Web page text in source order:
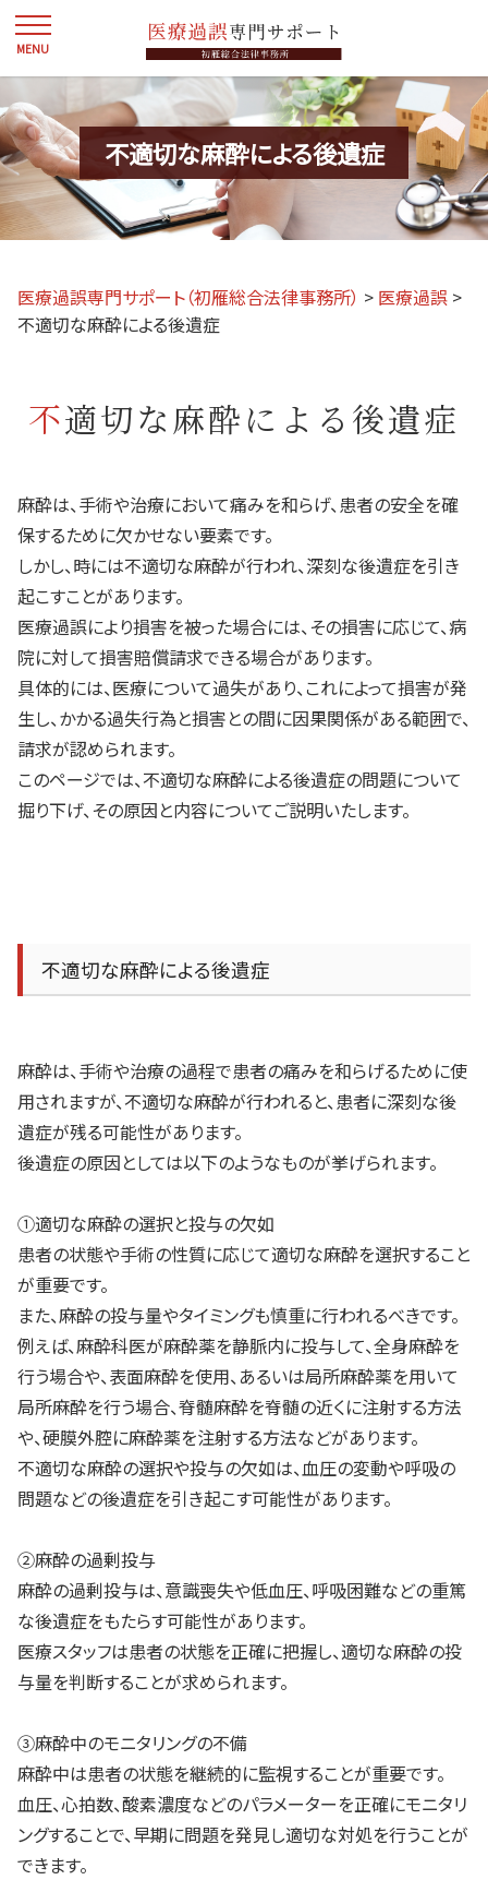
不適切な麻酔による後遺症
医療過誤専門サポート（初雁総合法律事務所） > 医療過誤 >
不適切な麻酔による後遺症
不適切な麻酔による後遺症
麻酔は、手術や治療において痛みを和らげ、患者の安全を確
保するために欠かせない要素です。
しかし、時には不適切な麻酔が行われ、深刻な後遺症を引き
起こすことがあります。
医療過誤により損害を被った場合には、その損害に応じて、病
院に対して損害賠償請求できる場合があります。
具体的には、医療について過失があり、これによって損害が発
生し、かかる過失行為と損害との間に因果関係がある範囲で、
請求が認められます。
このページでは、不適切な麻酔による後遺症の問題について
掘り下げ、その原因と内容についてご説明いたします。
不適切な麻酔による後遺症
麻酔は、手術や治療の過程で患者の痛みを和らげるために使
用されますが、不適切な麻酔が行われると、患者に深刻な後
遺症が残る可能性があります。
後遺症の原因としては以下のようなものが挙げられます。
①適切な麻酔の選択と投与の欠如
患者の状態や手術の性質に応じて適切な麻酔を選択すること
が重要です。
また、麻酔の投与量やタイミングも慎重に行われるべきです。
例えば、麻酔科医が麻酔薬を静脈内に投与して、全身麻酔を
行う場合や、表面麻酔を使用、あるいは局所麻酔薬を用いて
局所麻酔を行う場合、脊髄麻酔を脊髄の近くに注射する方法
や、硬膜外腔に麻酔薬を注射する方法などがあります。
不適切な麻酔の選択や投与の欠如は、血圧の変動や呼吸の
問題などの後遺症を引き起こす可能性があります。
②麻酔の過剰投与
麻酔の過剰投与は、意識喪失や低血圧、呼吸困難などの重篤
な後遺症をもたらす可能性があります。
医療スタッフは患者の状態を正確に把握し、適切な麻酔の投
与量を判断することが求められます。
③麻酔中のモニタリングの不備
麻酔中は患者の状態を継続的に監視することが重要です。
血圧、心拍数、酸素濃度などのパラメーターを正確にモニタリ
ングすることで、早期に問題を発見し適切な対処を行うことが
できます。